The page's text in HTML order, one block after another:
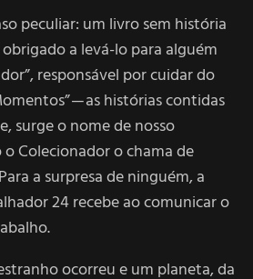
peculiar: um livro sem história
a levá-lo para alguém
responsável por cuidar do
— as histórias contidas
surge o nome de nosso
Colecionador o chama de
a surpresa de ninguém, a
24 recebe ao comunicar o
ocorreu e um planeta, da